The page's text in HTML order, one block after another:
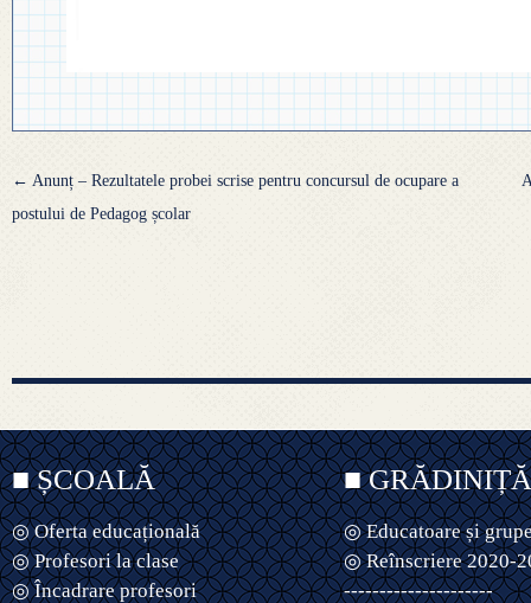
Navigare
articole
← Anunț – Rezultatele probei scrise pentru concursul de ocupare a
postului de Pedagog școlar
■ ȘCOALĂ
◎ Oferta educațională
◎ Profesori la clase
◎ Încadrare profesori
■ GRĂDINIȚĂ
◎ Educatoare și
◎ Reînscriere 2020-
---------------------